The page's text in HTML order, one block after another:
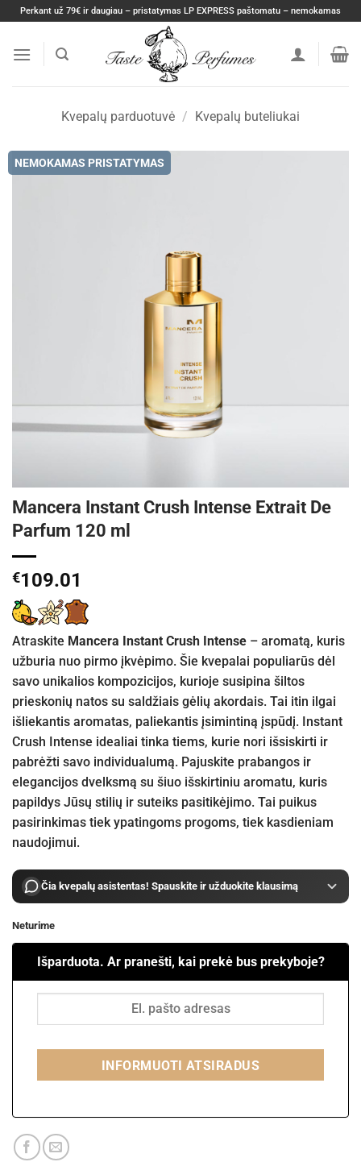
Skip
content
Perkant už 79€ ir daugiau – pristatymas LP EXPRESS paštomatu – nemokamas
Kvepalų parduotuvė / Kvepalų buteliukai
NEMOKAMAS PRISTATYMAS
Mancera Instant Crush Intense Extrait De
Parfum 120 ml
€109.01
Atraskite Mancera Instant Crush Intense – aromatą, kuris
užburia nuo pirmo įkvėpimo. Šie kvepalai populiarūs dėl
savo unikalios kompozicijos, kurioje susipina šiltos
prieskonių natos su saldžiais gėlių akordais. Tai itin ilgai
išliekantis aromatas, paliekantis įsimintiną įspūdį. Instant
Crush Intense idealiai tinka tiems, kurie nori išsiskirti ir
pabrėžti savo individualumą. Pajuskite prabangos ir
elegancijos dvelksmą su šiuo išskirtiniu aromatu, kuris
papildys Jūsų stilių ir suteiks pasitikėjimo. Tai puikus
pasirinkimas tiek ypatingoms progoms, tiek kasdieniam
naudojimui.
Čia kvepalų asistentas! Spauskite ir užduokite klausimą
Neturime
Išparduota. Ar pranešti, kai prekė bus prekyboje?
INFORMUOTI ATSIRADUS